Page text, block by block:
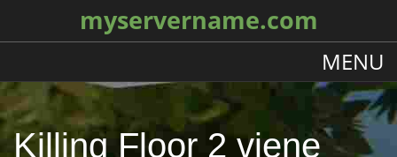
myservername.com
MENU
Killing Floor 2 viene